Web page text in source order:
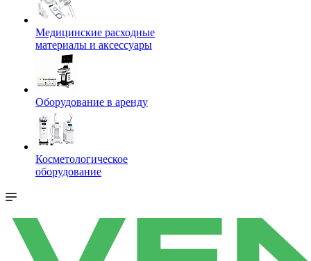
Медицинские расходные
материалы и аксессуары
Оборудование в аренду
Косметологическое
оборудование